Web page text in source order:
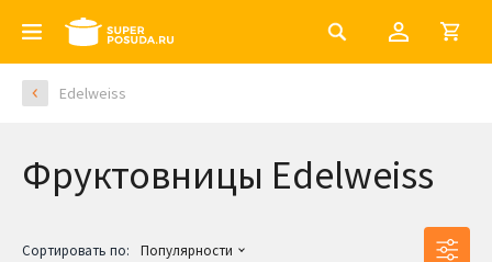
Edelweiss
Фруктовницы Edelweiss
Сортировать по: Популярности